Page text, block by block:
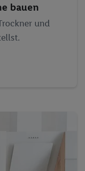
bauen
und